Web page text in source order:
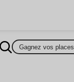
Gagnez vos places